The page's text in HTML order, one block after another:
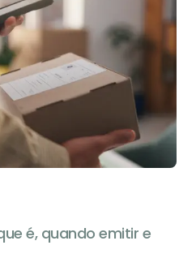
é, quando emitir e